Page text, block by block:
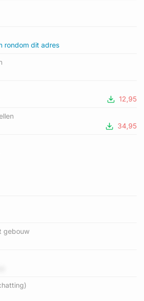
Het hoogste energielabel in
Het pand waarin dit adres ligt heeft
rondom dit adres
12,95
34,95
gebouw